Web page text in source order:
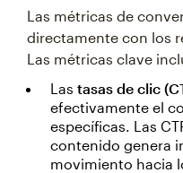
Las métricas de
directamente con los
Las métricas clave
Las tasas de clic
efectivamente el
específicas. Las
contenido genera
movimiento hacia